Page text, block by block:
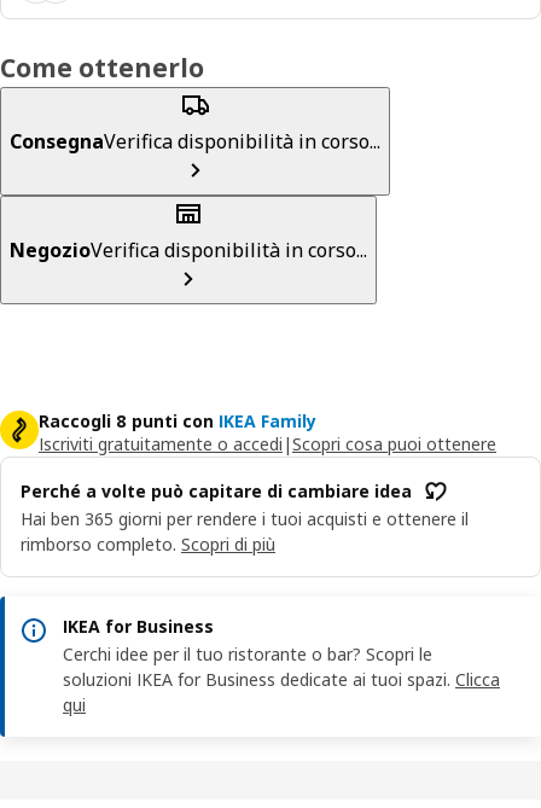
Come ottenerlo
ConsegnaVerifica disponibilità in corso...
NegozioVerifica disponibilità in corso...
Raccogli 8 punti con IKEA Family
Iscriviti gratuitamente o accedi |Scopri cosa puoi ottenere
Perché a volte può capitare di cambiare idea
Hai ben 365 giorni per rendere i tuoi acquisti e ottenere il
rimborso completo. Scopri di più
IKEA for Business
Cerchi idee per il tuo ristorante o bar? Scopri le
soluzioni IKEA for Business dedicate ai tuoi spazi. Clicca
qui